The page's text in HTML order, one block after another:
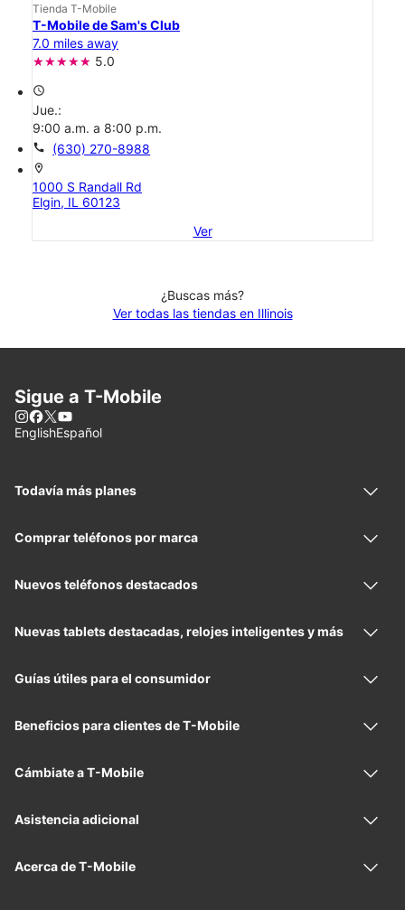
Tienda T-Mobile
T-Mobile de Sam's Club
7.0 miles away
5.0
access_time
Jue.:
9:00 a.m. a 8:00 p.m.
call (630) 270-8988
location_on
1000 S Randall Rd
Elgin, IL 60123
Ver
¿Buscas más?
Ver todas las tiendas en Illinois